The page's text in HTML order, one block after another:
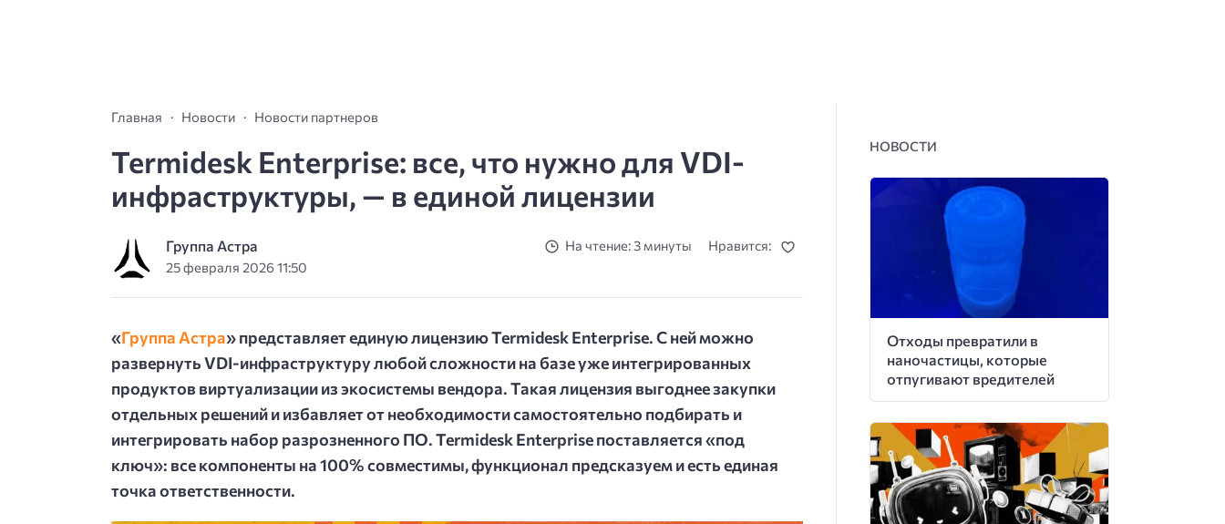
Главная Новости Новости партнеров
Termidesk Enterprise: все, что нужно для VDI-
инфраструктуры, — в единой лицензии
Группа Астра
25 февраля 2026 11:50
На чтение: 3 минуты Нравится:
«Группа Астра» представляет единую лицензию Termidesk Enterprise. С ней можно
развернуть VDI-инфраструктуру любой сложности на базе уже интегрированных
продуктов виртуализации из экосистемы вендора. Такая лицензия выгоднее закупки
отдельных решений и избавляет от необходимости самостоятельно подбирать и
интегрировать набор разрозненного ПО. Termidesk Enterprise поставляется «под
ключ»: все компоненты на 100% совместимы, функционал предсказуем и есть единая
точка ответственности.
НОВОСТИ
Отходы превратили в
наночастицы, которые
отпугивают вредителей